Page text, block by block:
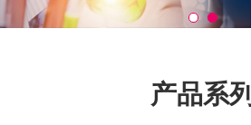
产品系列